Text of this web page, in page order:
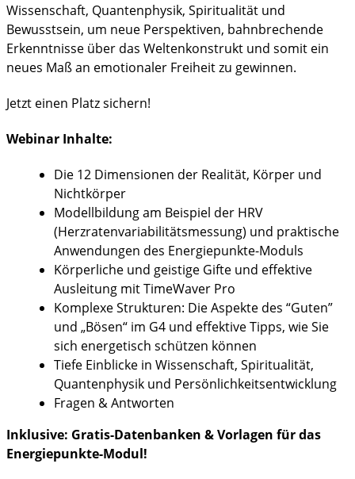
Wissenschaft, Quantenphysik, Spiritualität und
Bewusstsein, um neue Perspektiven, bahnbrechende
Erkenntnisse über das Weltenkonstrukt und somit ein
neues Maß an emotionaler Freiheit zu gewinnen.
Jetzt einen Platz sichern!
Webinar Inhalte:
Die 12 Dimensionen der Realität, Körper und
Nichtkörper
Modellbildung am Beispiel der HRV
(Herzratenvariabilitätsmessung) und praktische
Anwendungen des Energiepunkte-Moduls
Körperliche und geistige Gifte und effektive
Ausleitung mit TimeWaver Pro
Komplexe Strukturen: Die Aspekte des “Guten”
und „Bösen“ im G4 und effektive Tipps, wie Sie
sich energetisch schützen können
Tiefe Einblicke in Wissenschaft, Spiritualität,
Quantenphysik und Persönlichkeitsentwicklung
Fragen & Antworten
Inklusive: Gratis-Datenbanken & Vorlagen für das
Energiepunkte-Modul!